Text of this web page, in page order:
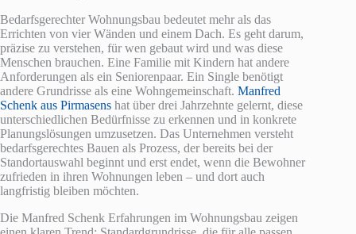
Bedarfsgerechter Wohnungsbau bedeutet mehr als das
Errichten von vier Wänden und einem Dach. Es geht darum,
präzise zu verstehen, für wen gebaut wird und was diese
Menschen brauchen. Eine Familie mit Kindern hat andere
Anforderungen als ein Seniorenpaar. Ein Single benötigt
andere Grundrisse als eine Wohngemeinschaft. Manfred
Schenk aus Pirmasens hat über drei Jahrzehnte gelernt, diese
unterschiedlichen Bedürfnisse zu erkennen und in konkrete
Planungslösungen umzusetzen. Das Unternehmen versteht
bedarfsgerechtes Bauen als Prozess, der bereits bei der
Standortauswahl beginnt und erst endet, wenn die Bewohner
zufrieden in ihren Wohnungen leben – und dort auch
langfristig bleiben möchten.
Die Manfred Schenk Erfahrungen im Wohnungsbau zeigen